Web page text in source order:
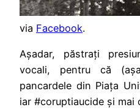
via Facebook.
Așadar, păstrați
vocali, pentru că
pancardele din Piața
iar #coruptiaucide și mai